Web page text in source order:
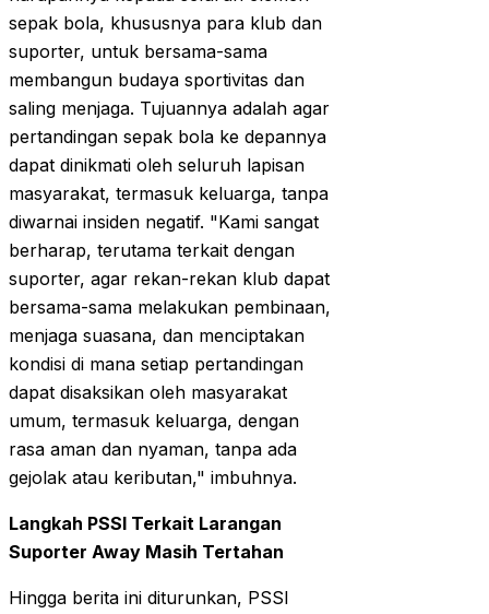
sepak bola, khususnya para klub dan
suporter, untuk bersama-sama
membangun budaya sportivitas dan
saling menjaga. Tujuannya adalah agar
pertandingan sepak bola ke depannya
dapat dinikmati oleh seluruh lapisan
masyarakat, termasuk keluarga, tanpa
diwarnai insiden negatif. "Kami sangat
berharap, terutama terkait dengan
suporter, agar rekan-rekan klub dapat
bersama-sama melakukan pembinaan,
menjaga suasana, dan menciptakan
kondisi di mana setiap pertandingan
dapat disaksikan oleh masyarakat
umum, termasuk keluarga, dengan
rasa aman dan nyaman, tanpa ada
gejolak atau keributan," imbuhnya.
Langkah PSSI Terkait Larangan
Suporter Away Masih Tertahan
Hingga berita ini diturunkan, PSSI